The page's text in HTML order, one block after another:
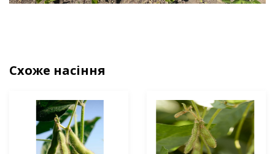
Схоже насіння